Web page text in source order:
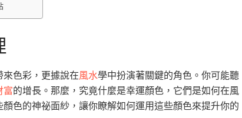
色彩，更據說在風水學中扮演著關鍵的角色。你可能聽
富的增長。那麼，究竟什麼是幸運顏色，它們是如何在風
色的神祕面紗，讓你瞭解如何運用這些顏色來提升你的